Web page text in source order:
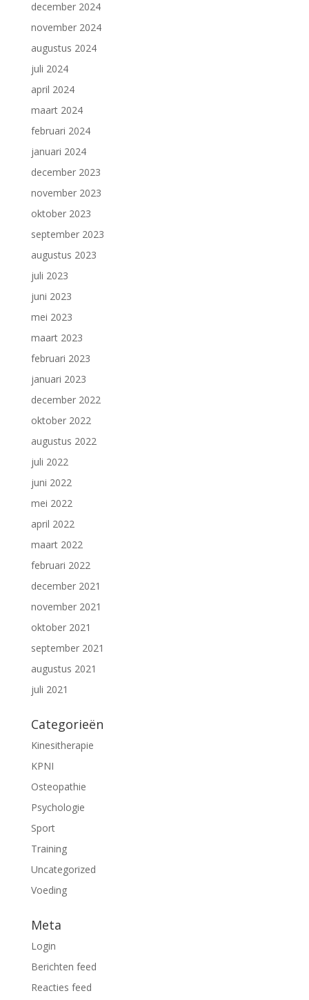
december 2024
november 2024
augustus 2024
juli 2024
april 2024
maart 2024
februari 2024
januari 2024
december 2023
november 2023
oktober 2023
september 2023
augustus 2023
juli 2023
juni 2023
mei 2023
maart 2023
februari 2023
januari 2023
december 2022
oktober 2022
augustus 2022
juli 2022
juni 2022
mei 2022
april 2022
maart 2022
februari 2022
december 2021
november 2021
oktober 2021
september 2021
augustus 2021
juli 2021
Categorieën
Kinesitherapie
KPNI
Osteopathie
Psychologie
Sport
Training
Uncategorized
Voeding
Meta
Login
Berichten feed
Reacties feed